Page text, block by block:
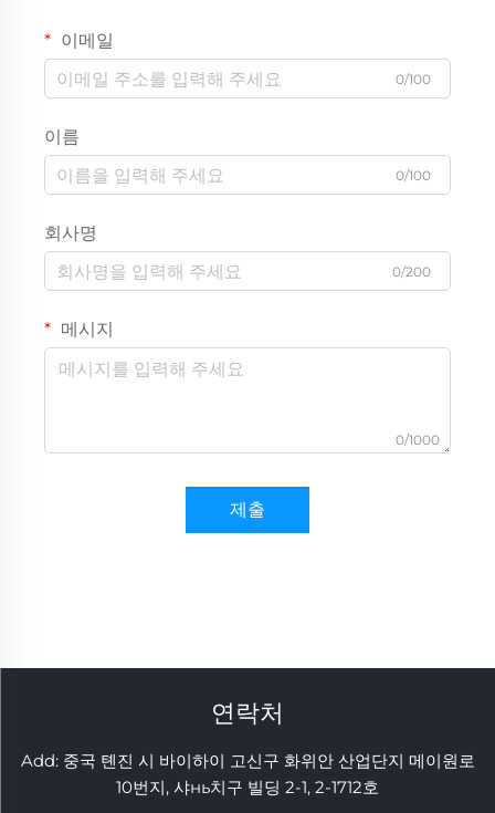
이메일
0/100
이름
0/100
회사명
0/200
메시지
0/1000
제출
연락처
Add: 중국 톈진 시 바이하이 고신구 화위안 산업단지 메이원로
10번지, 샤нь치구 빌딩 2-1, 2-1712호